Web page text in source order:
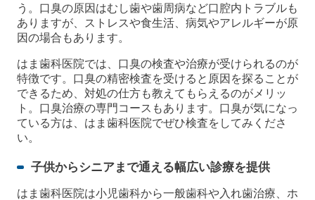
う。口臭の原因はむし歯や歯周病など口腔内トラブルも
ありますが、ストレスや食生活、病気やアレルギーが原
因の場合もあります。
はま歯科医院では、口臭の検査や治療が受けられるのが
特徴です。口臭の精密検査を受けると原因を探ることが
できるため、対処の仕方も教えてもらえるのがメリッ
ト。口臭治療の専門コースもあります。口臭が気になっ
ている方は、はま歯科医院でぜひ検査をしてみくださ
い。
子供からシニアまで通える幅広い診療を提供
はま歯科医院は小児歯科から一般歯科や入れ歯治療、ホ